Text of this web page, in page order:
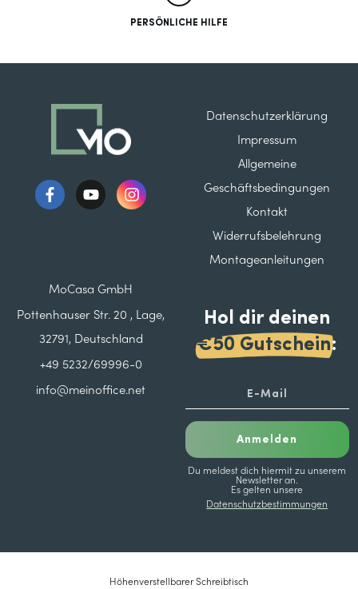
PERSÖNLICHE HILFE
Datenschutzerklärung
Impressum
Allgemeine
Geschäftsbedingungen
Kontakt
Widerrufsbelehrung
Montageanleitungen
MoCasa GmbH
Pottenhauser Str. 20 , Lage,
32791, Deutschland
+49 5232/69996-0
info@meinoffice.net
Hol dir deinen
€50 Gutschein:
Anmelden
Du meldest dich hiermit zu unserem
Newsletter an.
Es gelten unsere
Datenschutzbestimmungen
Höhenverstellbarer Schreibtisch